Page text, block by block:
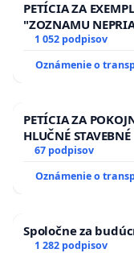
PETÍCIA ZA
"ZOZNAMU
1 052 podpisov
Oznámenie o
PETÍCIA ZA
HLUČNÉ
13.00 HOD., CEZ
ĎUMBIERSKEJ/
67 podpisov
Oznámenie o
Spoločne za
1 282 podpisov